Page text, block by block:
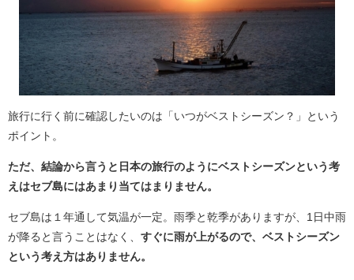
旅行に行く前に確認したいのは「いつがベストシーズン？」という
ポイント。
ただ、結論から言うと日本の旅行のようにベストシーズンという考
えはセブ島にはあまり当てはまりません。
セブ島は１年通して気温が一定。雨季と乾季がありますが、1日中雨
が降ると言うことはなく、 すぐに雨が上がるので、ベストシーズン
という考え方はありません。